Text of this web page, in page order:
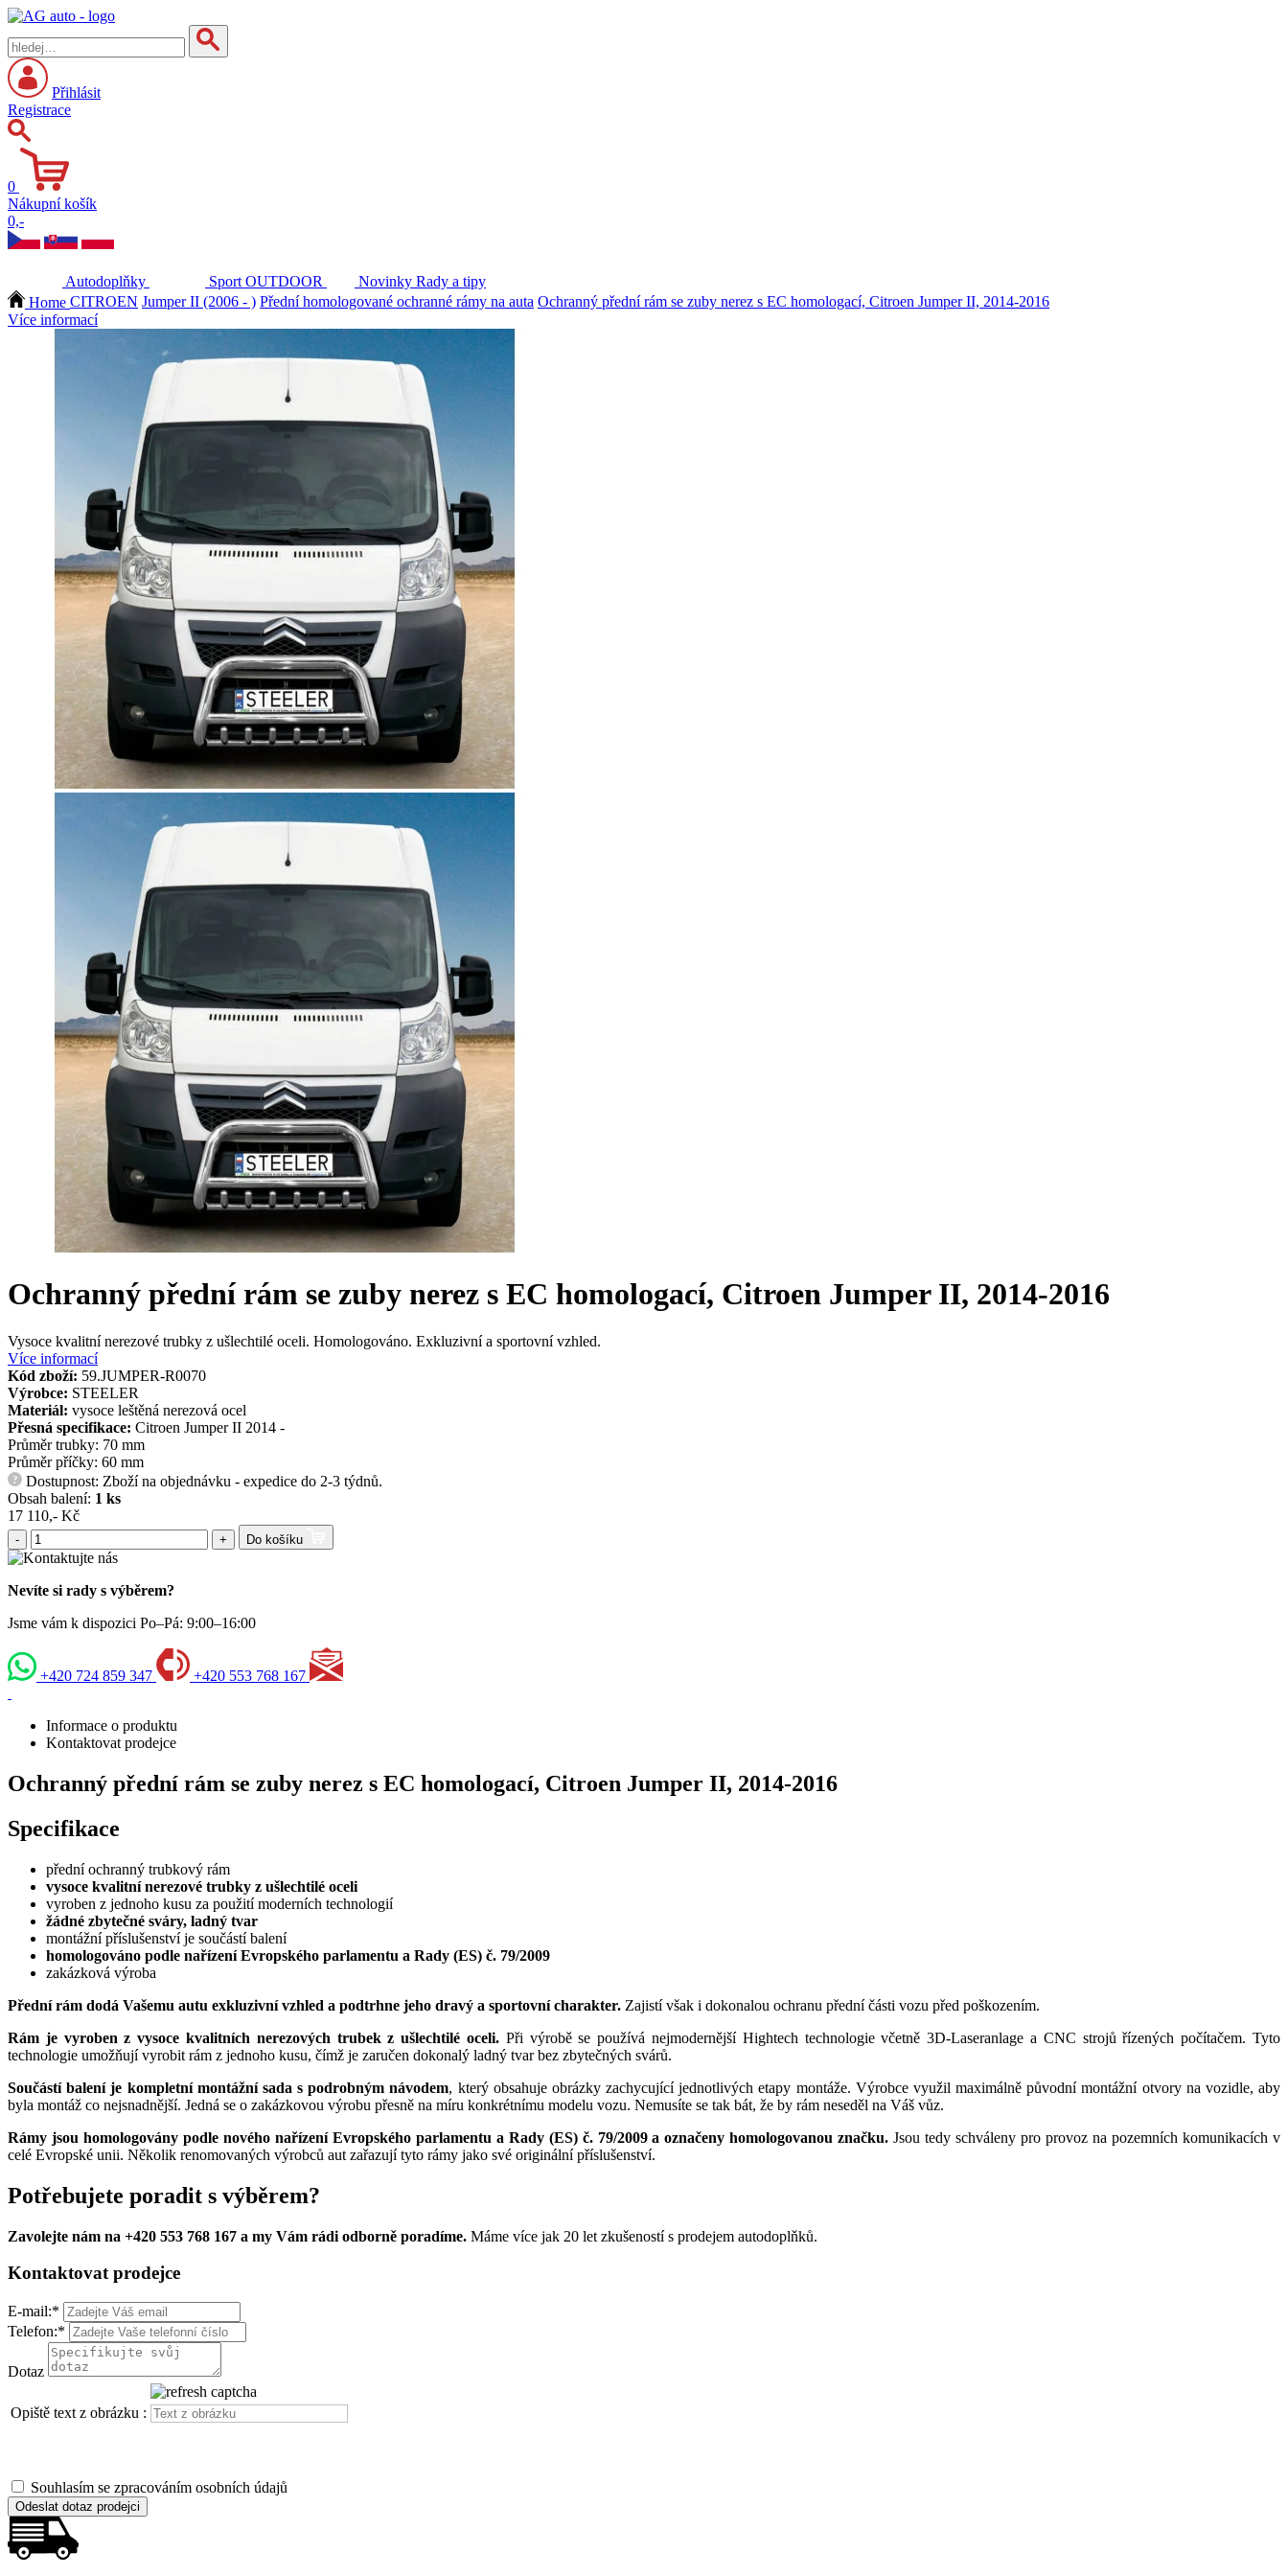
Přihlásit
Registrace
0
Nákupní košík
0,-
Autodoplňky Sport OUTDOOR Novinky Rady a tipy
Home CITROEN Jumper II (2006 - ) Přední homologované ochranné rámy na auta Ochranný přední rám se zuby nerez s EC homologací, Citroen Jumper II, 2014-2016
Více informací
Ochranný přední rám se zuby nerez s EC homologací, Citroen Jumper II, 2014-2016
Vysoce kvalitní nerezové trubky z ušlechtilé oceli. Homologováno. Exkluzivní a sportovní vzhled.
Více informací
Kód zboží: 59.JUMPER-R0070
Výrobce: STEELER
Materiál: vysoce leštěná nerezová ocel
Přesná specifikace: Citroen Jumper II 2014 -
Průměr trubky: 70 mm
Průměr příčky: 60 mm
?
Dostupnost: Zboží na objednávku - expedice do 2-3 týdnů.
Obsah balení: 1 ks
17 110,- Kč
- + Do košíku
Nevíte si rady s výběrem?
Jsme vám k dispozici Po–Pá: 9:00–16:00
+420 724 859 347 +420 553 768 167
Informace o produktu
Kontaktovat prodejce
Ochranný přední rám se zuby nerez s EC homologací, Citroen Jumper II, 2014-2016
Specifikace
přední ochranný trubkový rám
vysoce kvalitní nerezové trubky z ušlechtilé oceli
vyroben z jednoho kusu za použití moderních technologií
žádné zbytečné sváry, ladný tvar
montážní příslušenství je součástí balení
homologováno podle nařízení Evropského parlamentu a Rady (ES) č. 79/2009
zakázková výroba
Přední rám dodá Vašemu autu exkluzivní vzhled a podtrhne jeho dravý a sportovní charakter. Zajistí však i dokonalou ochranu přední části vozu před poškozením.
Rám je vyroben z vysoce kvalitních nerezových trubek z ušlechtilé oceli. Při výrobě se používá nejmodernější Hightech technologie včetně 3D-Laseranlage a CNC strojů řízených počítačem. Tyto
technologie umožňují vyrobit rám z jednoho kusu, čímž je zaručen dokonalý ladný tvar bez zbytečných svárů.
Součástí balení je kompletní montážní sada s podrobným návodem, který obsahuje obrázky zachycující jednotlivých etapy montáže. Výrobce využil maximálně původní montážní otvory na vozidle, aby
byla montáž co nejsnadnější. Jedná se o zakázkovou výrobu přesně na míru konkrétnímu modelu vozu. Nemusíte se tak bát, že by rám neseděl na Váš vůz.
Rámy jsou homologovány podle nového nařízení Evropského parlamentu a Rady (ES) č. 79/2009 a označeny homologovanou značku. Jsou tedy schváleny pro provoz na pozemních komunikacích v
celé Evropské unii. Několik renomovaných výrobců aut zařazují tyto rámy jako své originální příslušenství.
Potřebujete poradit s výběrem?
Zavolejte nám na +420 553 768 167 a my Vám rádi odborně poradíme. Máme více jak 20 let zkušeností s prodejem autodoplňků.
Kontaktovat prodejce
E-mail:*
Telefon:*
Dotaz
Opiště text z obrázku :
Souhlasím se zpracováním osobních údajů
Odeslat dotaz prodejci